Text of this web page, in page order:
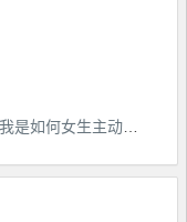
第十一期聊天训练营《高冷舞蹈系模特，我是如何女生主动表白+邀约的》